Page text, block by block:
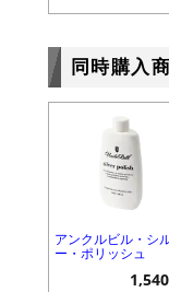
同時購入
アンクルビル・シ
ー・ポリッシュ